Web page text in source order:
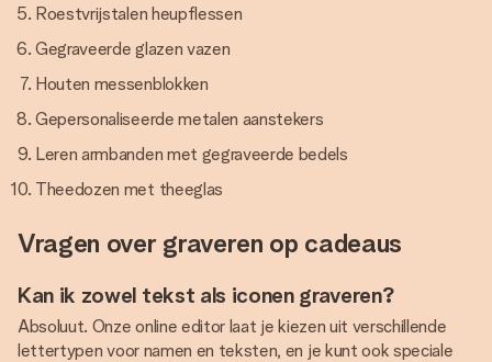
Roestvrijstalen heupflessen
Gegraveerde glazen vazen
Houten messenblokken
Gepersonaliseerde metalen aanstekers
Leren armbanden met gegraveerde bedels
Theedozen met theeglas
Vragen over graveren op cadeaus
Kan ik zowel tekst als iconen graveren?
Absoluut. Onze online editor laat je kiezen uit verschillende
lettertypen voor namen en teksten, en je kunt ook speciale